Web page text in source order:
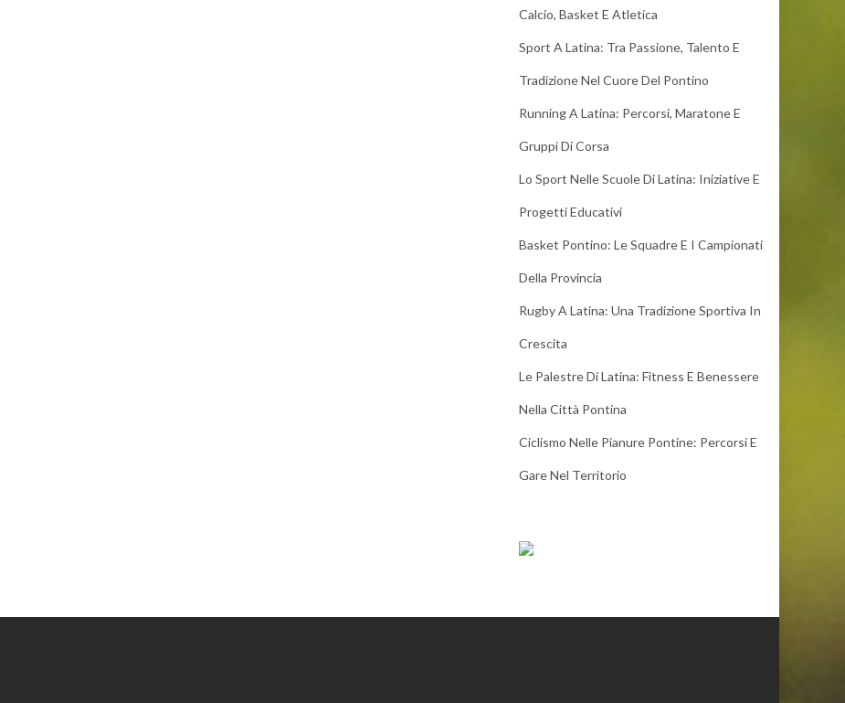
Calcio, Basket E Atletica
Sport A Latina: Tra Passione, Talento E
Tradizione Nel Cuore Del Pontino
Running A Latina: Percorsi, Maratone E
Gruppi Di Corsa
Lo Sport Nelle Scuole Di Latina: Iniziative E
Progetti Educativi
Basket Pontino: Le Squadre E I Campionati
Della Provincia
Rugby A Latina: Una Tradizione Sportiva In
Crescita
Le Palestre Di Latina: Fitness E Benessere
Nella Città Pontina
Ciclismo Nelle Pianure Pontine: Percorsi E
Gare Nel Territorio